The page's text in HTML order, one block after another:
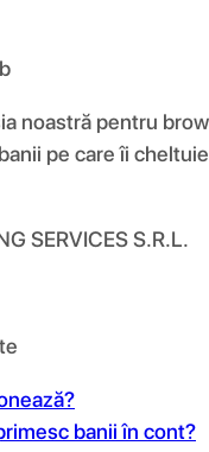
noastră pentru
pe care îi
SERVICES S.R.L.
banii în cont?